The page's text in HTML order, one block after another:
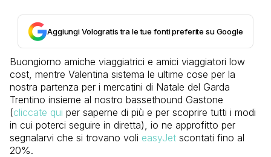
Aggiungi Vologratis tra le tue fonti preferite su Google
Buongiorno amiche viaggiatrici e amici viaggiatori low
cost, mentre Valentina sistema le ultime cose per la
nostra partenza per i mercatini di Natale del Garda
Trentino insieme al nostro bassethound Gastone
(cliccate qui per saperne di più e per scoprire tutti i modi
in cui poterci seguire in diretta), io ne approfitto per
segnalarvi che si trovano voli easyJet scontati fino al
20%.